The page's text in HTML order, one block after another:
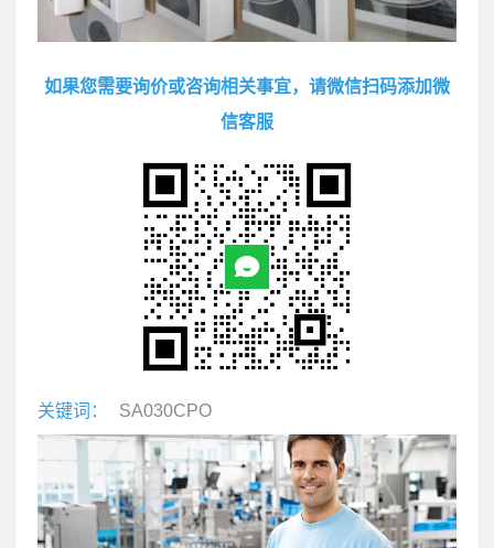
如果您需要询价或咨询相关事宜，请微信扫码添加微
信客服
关键词： SA030CPO